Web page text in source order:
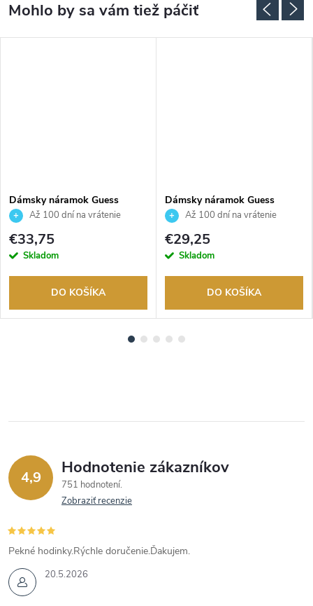
Dámsky náramok Guess
JUBB05531JWYGS
Až 100 dní na vrátenie
tovaru. Autorizovaný predajca.
€33,75
Skladom
DO KOŠÍKA
Dámsky náramok Guess
JUBB06202JWYGS
Až 100 dní na vrátenie
tovaru. Autorizovaný predajca.
€29,25
Skladom
DO KOŠÍKA
4,9 Hodnotenie zákazníkov
751 hodnotení
Zobraziť recenzie
20.5.2026
Pekné hodinky.Rýchle doručenie.Ďakujem.